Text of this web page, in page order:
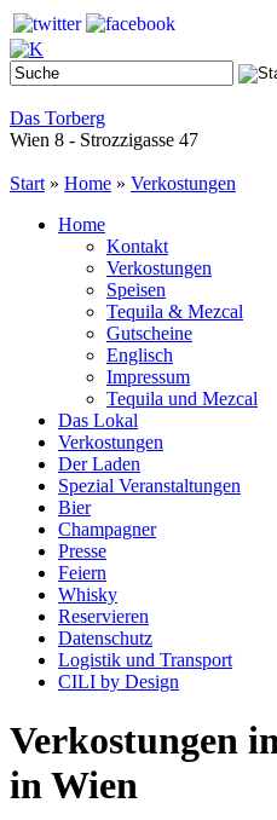
Das Torberg
Wien 8 - Strozzigasse 47
Start » Home » Verkostungen
Home
Kontakt
Verkostungen
Speisen
Tequila & Mezcal
Gutscheine
Englisch
Impressum
Tequila und Mezcal
Das Lokal
Verkostungen
Der Laden
Spezial Veranstaltungen
Bier
Champagner
Presse
Feiern
Whisky
Reservieren
Datenschutz
Logistik und Transport
CILI by Design
Verkostungen
in Wien